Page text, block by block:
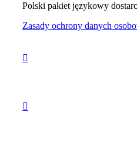
Polski pakiet językowy
Zasady ochrony danych